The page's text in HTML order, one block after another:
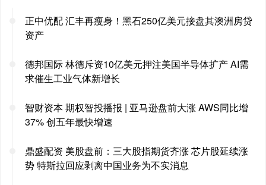
正中优配 汇丰再瘦身！黑石250亿美元接盘其澳洲房贷
资产
德邦国际 林德斥资10亿美元押注美国半导体扩产 AI需
求催生工业气体新增长
智财资本 期权智投播报 | 亚马逊盘前大涨 AWS同比增
37% 创五年最快增速
鼎盛配资 美股盘前：三大股指期货齐涨 芯片股延续涨
势 特斯拉回应剥离中国业务为不实消息